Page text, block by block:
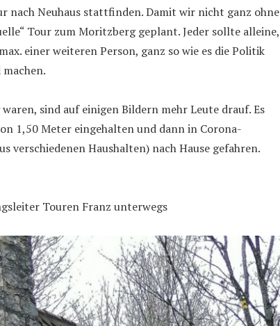
nach Neuhaus stattfinden. Damit wir nicht ganz ohne
Tour zum Moritzberg geplant. Jeder sollte alleine,
einer weiteren Person, ganz so wie es die Politik
sind auf einigen Bildern mehr Leute drauf. Es
1,50 Meter eingehalten und dann in Corona-
verschiedenen Haushalten) nach Hause gefahren.
Touren Franz unterwegs